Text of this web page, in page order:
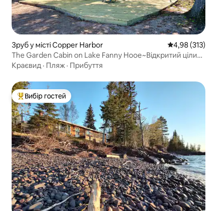
Зруб у місті Copper Harbor Середня
4,98 (313)
The Garden Cabin on Lake Fanny Hooe~Відкритий цілий
рік~
Краєвид · Пляж · Прибуття
Топ вибір гостей
Вибір гостей